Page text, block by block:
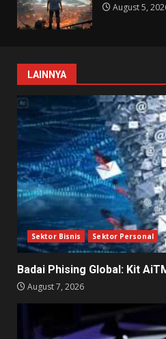
August 5,
LAINNYA
Sektor Bisnis Sektor Personal
Badai Phising Global: Kit
August 7, 2026